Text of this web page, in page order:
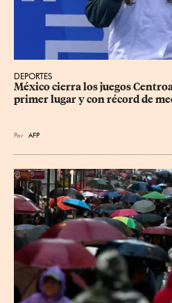
DEPORTES
México cierra los juegos
primer lugar y con récord de
Por AFP